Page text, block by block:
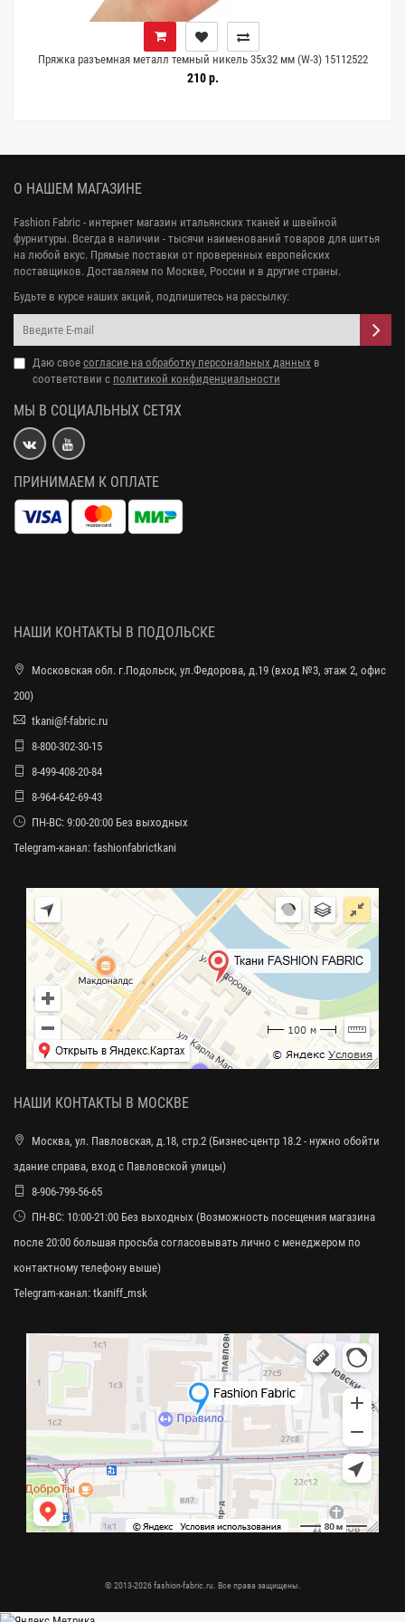
Пряжка разъемная металл темный никель 35х32 мм (W-3) 15112522
210 р.
О НАШЕМ МАГАЗИНЕ
Fashion Fabric - интернет магазин итальянских тканей и швейной
фурнитуры. Всегда в наличии - тысячи наименований товаров для шитья
на любой вкус. Прямые поставки от проверенных европейских
поставщиков. Доставляем по Москве, России и в другие страны.
Будьте в курсе наших акций, подпишитесь на рассылку:
Даю свое согласие на обработку персональных данных в
соответствии с политикой конфиденциальности
МЫ В СОЦИАЛЬНЫХ СЕТЯХ
ПРИНИМАЕМ К ОПЛАТЕ
НАШИ КОНТАКТЫ В ПОДОЛЬСКЕ
Московская обл. г.Подольск, ул.Федорова, д.19 (вход №3, этаж 2, офис
200)
tkani@f-fabric.ru
8-800-302-30-15
8-499-408-20-84
8-964-642-69-43
ПН-ВС: 9:00-20:00 Без выходных
Telegram-канал: fashionfabrictkani
НАШИ КОНТАКТЫ В МОСКВЕ
Москва, ул. Павловская, д.18, стр.2 (Бизнес-центр 18.2 - нужно обойти
здание справа, вход с Павловской улицы)
8-906-799-56-65
ПН-ВС: 10:00-21:00 Без выходных (Возможность посещения магазина
после 20:00 большая просьба согласовывать лично с менеджером по
контактному телефону выше)
Telegram-канал: tkaniff_msk
© 2013-2026 fashion-fabric.ru. Все права защищены.